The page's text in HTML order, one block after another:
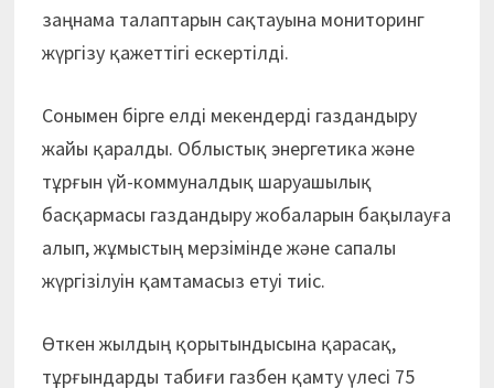
заңнама талаптарын сақтауына мониторинг
жүргізу қажеттігі ескертілді.
Сонымен бірге елді мекендерді газдандыру
жайы қаралды. Облыстық энергетика және
тұрғын үй-коммуналдық шаруашылық
басқармасы газдандыру жобаларын бақылауға
алып, жұмыстың мерзімінде және сапалы
жүргізілуін қамтамасыз етуі тиіс.
Өткен жылдың қорытындысына қарасақ,
тұрғындарды табиғи газбен қамту үлесі 75